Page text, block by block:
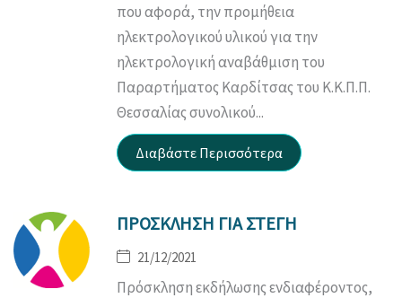
που αφορά, την προμήθεια
ηλεκτρολογικού υλικού για την
ηλεκτρολογική αναβάθμιση του
Παραρτήματος Καρδίτσας του Κ.Κ.Π.Π.
Θεσσαλίας συνολικού...
ΠΡΟΣΚΛΗΣΗ ΓΙΑ ΣΤΕΓΗ
21/12/2021
Πρόσκληση εκδήλωσης ενδιαφέροντος,